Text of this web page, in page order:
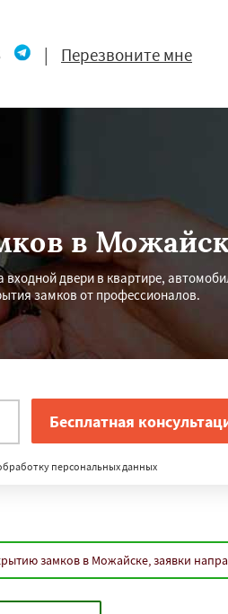
| Перезвоните мне
в
двери в квартире,
замков от профессионалов.
персональных данных
замков в Можайске, заявки